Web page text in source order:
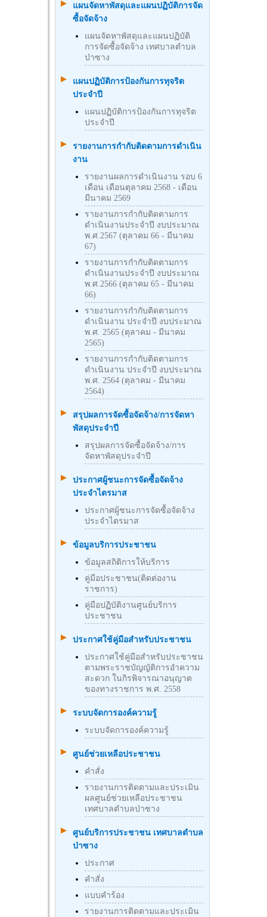
แผนจัดหาพัสดุและแผนปฏิบัติการจัด
ซื้อจัดจ้าง
แผนจัดหาพัสดุและแผนปฏิบัติ
การจัดซื้อจัดจ้าง เทศบาลตำบล
ป่าซาง
แผนปฏิบัติการป้องกันการทุจริต
ประจำปี
แผนปฏิบัติการป้องกันการทุจริต
ประจำปี
รายงานการกำกับติดตามการดำเนิน
งาน
รายงานผลการดำเนินงาน รอบ 6
เดือน เดือนตุลาคม 2568 - เดือน
มีนาคม 2569
รายงานการกำกับติดตามการ
ดำเนินงานประจำปี งบประมาณ
พ.ศ.2567 (ตุลาคม 66 - มีนาคม
67)
รายงานการกำกับติดตามการ
ดำเนินงานประจำปี งบประมาณ
พ.ศ.2566 (ตุลาคม 65 - มีนาคม
66)
รายงานการกำกับติดตามการ
ดำเนินงาน ประจำปี งบประมาณ
พ.ศ. 2565 (ตุลาคม - มีนาคม
2565)
รายงานการกำกับติดตามการ
ดำเนินงาน ประจำปี งบประมาณ
พ.ศ. 2564 (ตุลาคม - มีนาคม
2564)
สรุปผลการจัดซื้อจัดจ้าง/การจัดหา
พัสดุประจำปี
สรุปผลการจัดซื้อจัดจ้าง/การ
จัดหาพัสดุประจำปี
ประกาศผู้ชนะการจัดซื้อจัดจ้าง
ประจำไตรมาส
ประกาศผู้ชนะการจัดซื้อจัดจ้าง
ประจำไตรมาส
ข้อมูลบริการประชาชน
ข้อมูลสถิติการให้บริการ
คู่มือประชาชน(ติดต่องาน
ราชการ)
คู่มือปฏิบัติงานศูนย์บริการ
ประชาชน
ประกาศใช้คู่มือสำหรับประชาชน
ประกาศใช้คู่มือสำหรับประชาชน
ตามพระราชบัญญัติการอำความ
สะดวก ในกิรพิจารณาอนุญาต
ของทางราชการ พ.ศ. 2558
ระบบจัดการองค์ความรู้
ระบบจัดการองค์ความรู้
ศูนย์ช่วยเหลือประชาชน
คำสั่ง
รายงานการติดตามและประเมิน
ผลศูนย์ช่วยเหลือประชาชน
เทศบาลตำบลป่าซาง
ศูนย์บริการประชาชน เทศบาลตำบล
ป่าซาง
ประกาศ
คำสั่ง
แบบคำร้อง
รายงานการติดตามและประเมิน